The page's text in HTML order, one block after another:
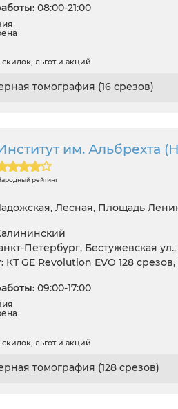
08:00-21:00
льгот и акций
томография (16 срезов)
им. Альбрехта
рейтинг
Лесная, Площадь
Петербург, Бестужевская ул.,
КТ GE Revolution EVO 128
09:00-17:00
льгот и акций
томография (128 срезов)